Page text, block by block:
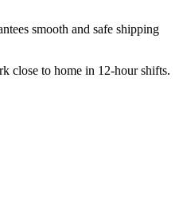
smooth and safe shipping
close to home in 12-hour shifts.